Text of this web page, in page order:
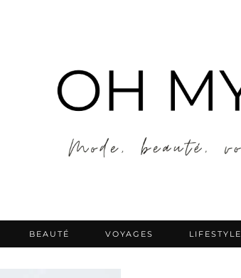
BEAUTÉ VOYAGES LIFESTYLE